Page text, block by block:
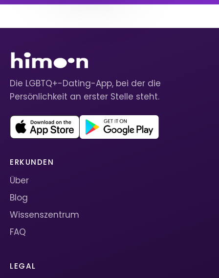
Die LGBTQ+-Dating-App, bei der die
Persönlichkeit an erster Stelle steht.
ERKUNDEN
Über
Blog
Wissenszentrum
FAQ
LEGAL